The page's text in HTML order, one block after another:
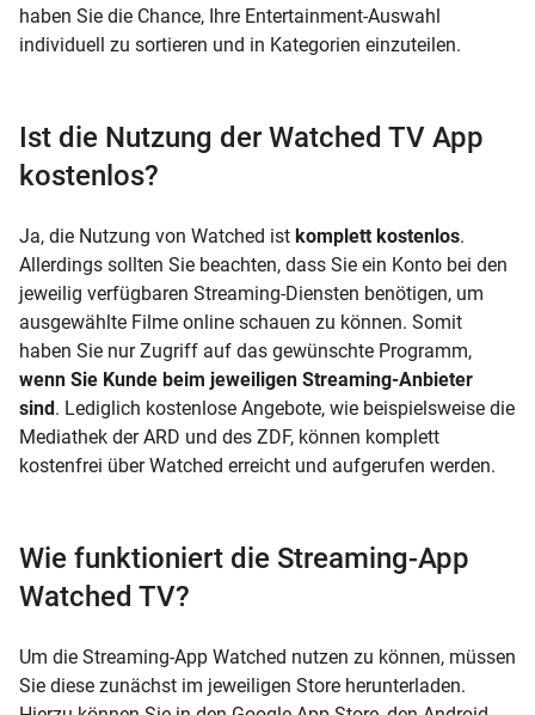
haben Sie die Chance, Ihre Entertainment-Auswahl
individuell zu sortieren und in Kategorien einzuteilen.
Ist die Nutzung der Watched TV App
kostenlos?
Ja, die Nutzung von Watched ist komplett kostenlos.
Allerdings sollten Sie beachten, dass Sie ein Konto bei den
jeweilig verfügbaren Streaming-Diensten benötigen, um
ausgewählte Filme online schauen zu können. Somit
haben Sie nur Zugriff auf das gewünschte Programm,
wenn Sie Kunde beim jeweiligen Streaming-Anbieter
sind. Lediglich kostenlose Angebote, wie beispielsweise die
Mediathek der ARD und des ZDF, können komplett
kostenfrei über Watched erreicht und aufgerufen werden.
Wie funktioniert die Streaming-App
Watched TV?
Um die Streaming-App Watched nutzen zu können, müssen
Sie diese zunächst im jeweiligen Store herunterladen.